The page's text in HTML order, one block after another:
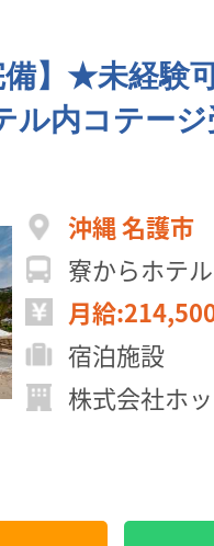
備】★未経験
ル内コテー
沖縄 名護市
寮からホテ
月給
宿泊施設
株式会社ホ